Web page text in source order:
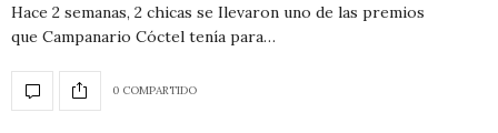
Hace 2 semanas, 2 chicas se Ilevaron uno de las premios
que Campanario Cóctel tenía para…
0 COMPARTIDO